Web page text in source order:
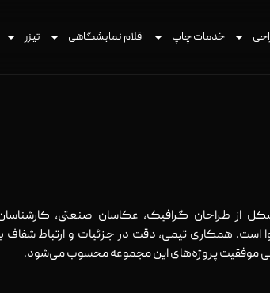
خدمات چاپ اقلام نمایشگاهی تیزر
از طراحان گرافیک، عکاسان صنعتی،
است. همکاری تیمی، دقت در جزئیات و ارتباط شفاف
موفقیت پروژه‌های این مجموعه محسوب می‌شود.